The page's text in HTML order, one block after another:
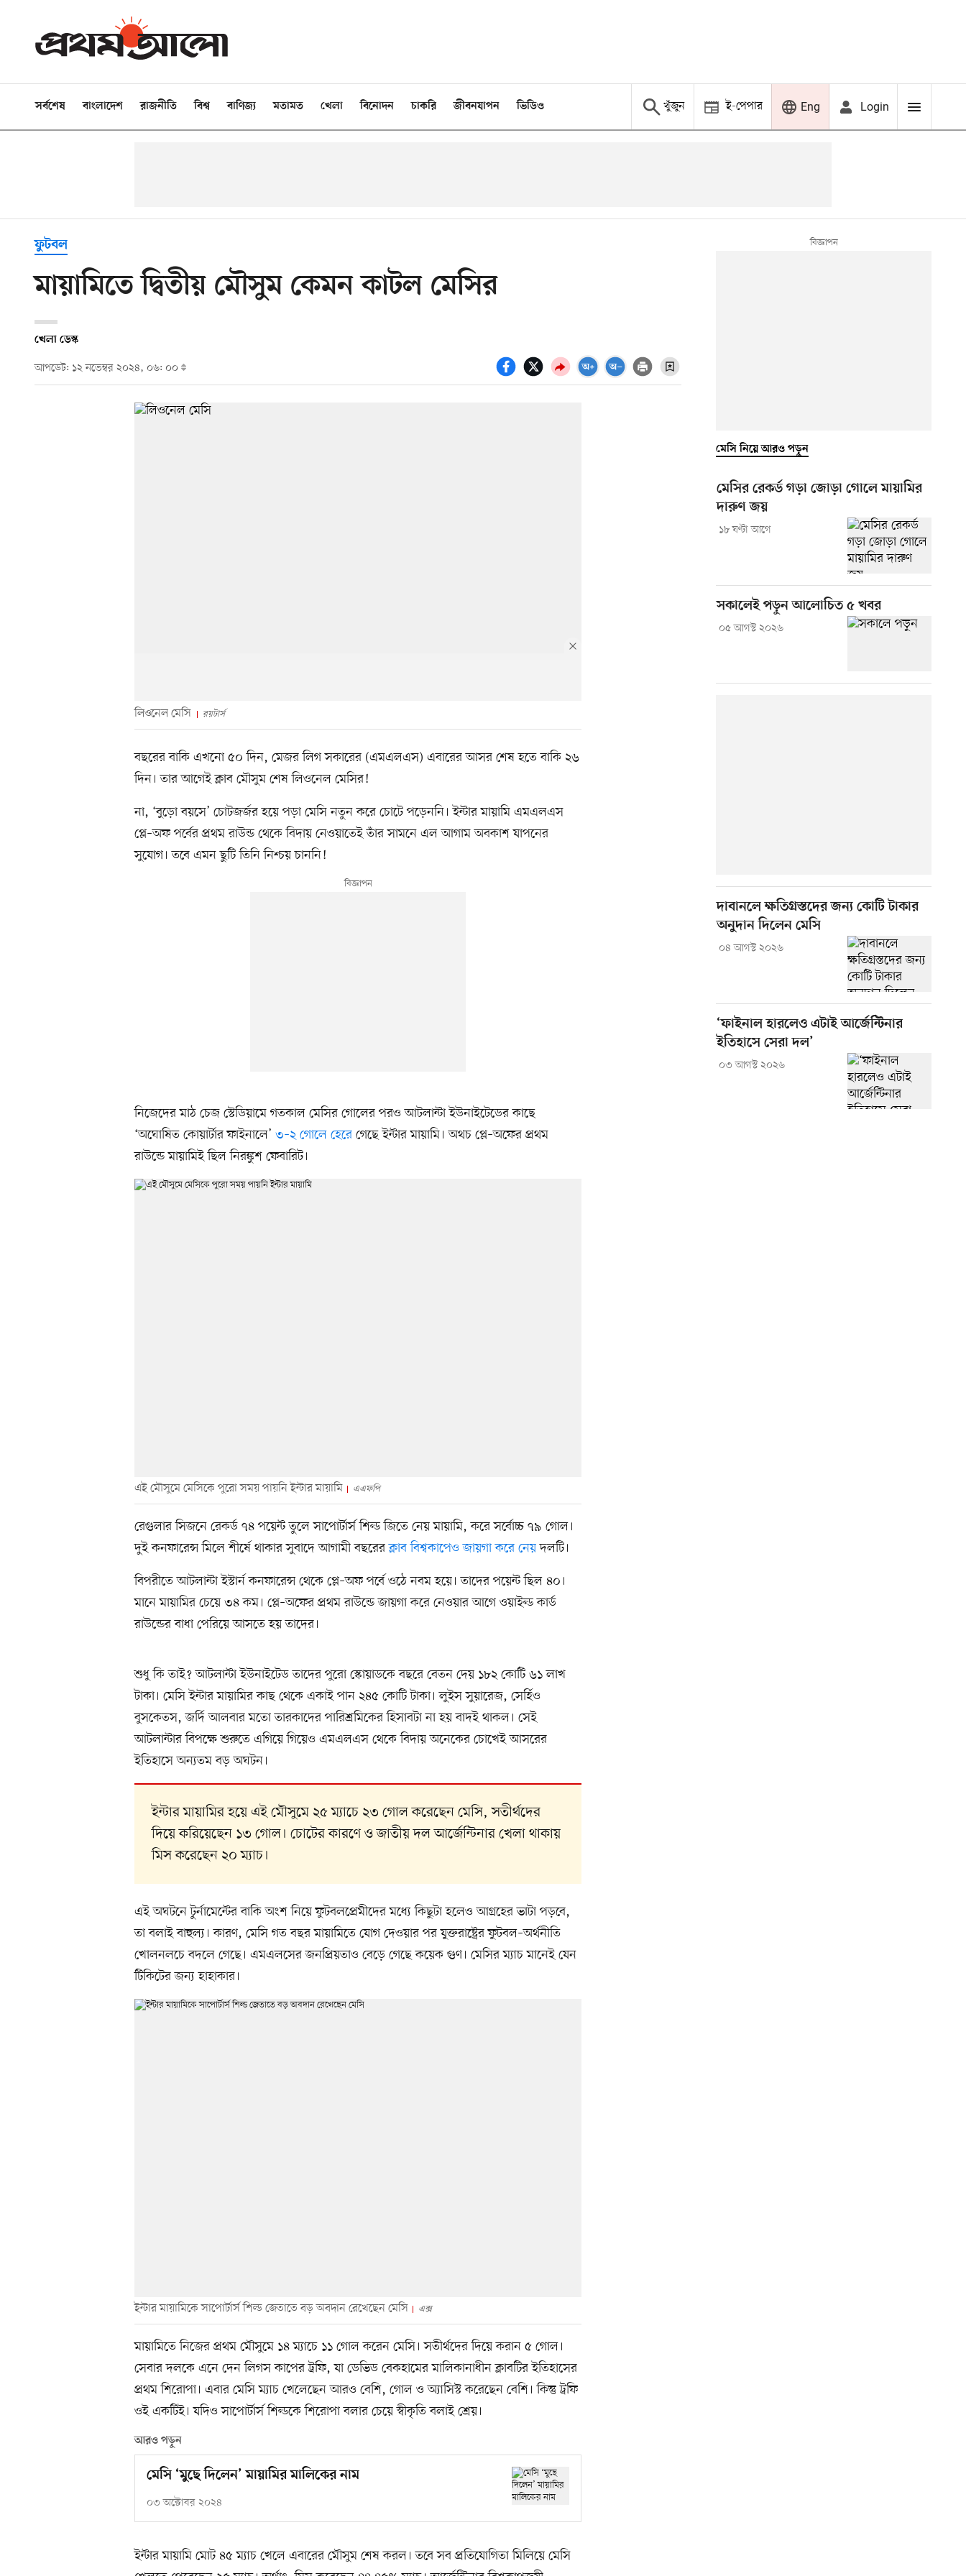
সর্বশেষ বাংলাদেশ রাজনীতি বিশ্ব বাণিজ্য মতামত খেলা বিনোদন চাকরি জীবনযাপন ভিডিও খুঁজুন ই-পেপার Eng Login
ফুটবল
মায়ামিতে দ্বিতীয় মৌসুম কেমন কাটল মেসির
খেলা ডেস্ক
আপডেট: ১২ নভেম্বর ২০২৪, ০৬: ০০
লিওনেল মেসি রয়টার্স
বছরের বাকি এখনো ৫০ দিন, মেজর লিগ সকারের (এমএলএস) এবারের আসর শেষ হতে বাকি ২৬
দিন। তার আগেই ক্লাব মৌসুম শেষ লিওনেল মেসির!
না, ‘বুড়ো বয়সে’ চোটজর্জর হয়ে পড়া মেসি নতুন করে চোটে পড়েননি। ইন্টার মায়ামি এমএলএস
প্লে–অফ পর্বের প্রথম রাউন্ড থেকে বিদায় নেওয়াতেই তাঁর সামনে এল আগাম অবকাশ যাপনের
সুযোগ। তবে এমন ছুটি তিনি নিশ্চয় চাননি!
নিজেদের মাঠ চেজ স্টেডিয়ামে গতকাল মেসির গোলের পরও আটলান্টা ইউনাইটেডের কাছে
‘অঘোষিত কোয়ার্টার ফাইনালে’ ৩–২ গোলে হেরে গেছে ইন্টার মায়ামি। অথচ প্লে–অফের প্রথম
রাউন্ডে মায়ামিই ছিল নিরঙ্কুশ ফেবারিট।
এই মৌসুমে মেসিকে পুরো সময় পায়নি ইন্টার মায়ামি এএফপি
রেগুলার সিজনে রেকর্ড ৭৪ পয়েন্ট তুলে সাপোর্টার্স শিল্ড জিতে নেয় মায়ামি, করে সর্বোচ্চ ৭৯ গোল।
দুই কনফারেন্স মিলে শীর্ষে থাকার সুবাদে আগামী বছরেরক্লাব বিশ্বকাপেও জায়গা করে নেয়দলটি।
বিপরীতে আটলান্টা ইস্টার্ন কনফারেন্স থেকে প্লে–অফ পর্বে ওঠে নবম হয়ে। তাদের পয়েন্ট ছিল ৪০।
মানে মায়ামির চেয়ে ৩৪ কম। প্লে–অফের প্রথম রাউন্ডে জায়গা করে নেওয়ার আগে ওয়াইল্ড কার্ড
রাউন্ডের বাধা পেরিয়ে আসতে হয় তাদের।
শুধু কি তাই? আটলান্টা ইউনাইটেড তাদের পুরো স্কোয়াডকে বছরে বেতন দেয় ১৮২ কোটি ৬১ লাখ
টাকা। মেসি ইন্টার মায়ামির কাছ থেকে একাই পান ২৪৫ কোটি টাকা। লুইস সুয়ারেজ, সের্হিও
বুসকেতস, জর্দি আলবার মতো তারকাদের পারিশ্রমিকের হিসাবটা না হয় বাদই থাকল। সেই
আটলান্টার বিপক্ষে শুরুতে এগিয়ে গিয়েও এমএলএস থেকে বিদায় অনেকের চোখেই আসরের
ইতিহাসে অন্যতম বড় অঘটন।
ইন্টার মায়ামির হয়ে এই মৌসুমে ২৫ ম্যাচে ২৩ গোল করেছেন মেসি, সতীর্থদের
দিয়ে করিয়েছেন ১৩ গোল। চোটের কারণে ও জাতীয় দল আর্জেন্টিনার খেলা থাকায়
মিস করেছেন ২০ ম্যাচ।
এই অঘটনে টুর্নামেন্টের বাকি অংশ নিয়ে ফুটবলপ্রেমীদের মধ্যে কিছুটা হলেও আগ্রহের ভাটা পড়বে,
তা বলাই বাহুল্য। কারণ, মেসি গত বছর মায়ামিতে যোগ দেওয়ার পর যুক্তরাষ্ট্রের ফুটবল–অর্থনীতি
খোলনলচে বদলে গেছে। এমএলসের জনপ্রিয়তাও বেড়ে গেছে কয়েক গুণ। মেসির ম্যাচ মানেই যেন
টিকিটের জন্য হাহাকার।
ইন্টার মায়ামিকে সাপোর্টার্স শিল্ড জেতাতে বড় অবদান রেখেছেন মেসি এক্স
মায়ামিতে নিজের প্রথম মৌসুমে ১৪ ম্যাচে ১১ গোল করেন মেসি। সতীর্থদের দিয়ে করান ৫ গোল।
সেবার দলকে এনে দেন লিগস কাপের ট্রফি, যা ডেভিড বেকহামের মালিকানাধীন ক্লাবটির ইতিহাসের
প্রথম শিরোপা। এবার মেসি ম্যাচ খেলেছেন আরও বেশি, গোল ও অ্যাসিস্ট করেছেন বেশি। কিন্তু ট্রফি
ওই একটিই। যদিও সাপোর্টার্স শিল্ডকে শিরোপা বলার চেয়ে স্বীকৃতি বলাই শ্রেয়।
আরও পড়ুন
মেসি ‘মুছে দিলেন’ মায়ামির মালিকের নাম
০৩ অক্টোবর ২০২৪
ইন্টার মায়ামি মোট ৪৫ ম্যাচ খেলে এবারের মৌসুম শেষ করল। তবে সব প্রতিযোগিতা মিলিয়ে মেসি
মেসি নিয়ে আরও পড়ুন
মেসির রেকর্ড গড়া জোড়া গোলে মায়ামির
দারুণ জয়
১৮ ঘণ্টা আগে
সকালেই পড়ুন আলোচিত ৫ খবর
০৫ আগস্ট ২০২৬
দাবানলে ক্ষতিগ্রস্তদের জন্য কোটি টাকার
অনুদান দিলেন মেসি
০৪ আগস্ট ২০২৬
‘ফাইনাল হারলেও এটাই আর্জেন্টিনার
ইতিহাসে সেরা দল’
০৩ আগস্ট ২০২৬